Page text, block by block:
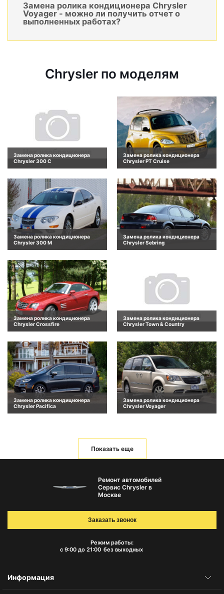
Замена ролика кондиционера Chrysler
Voyager - можно ли получить отчет о
выполненных работах?
Chrysler по моделям
Замена ролика кондиционера
Chrysler 300 C
Замена ролика кондиционера
Chrysler PT Cruise
Замена ролика кондиционера
Chrysler 300 M
Замена ролика кондиционера
Chrysler Sebring
Замена ролика кондиционера
Chrysler Crossfire
Замена ролика кондиционера
Chrysler Town & Country
Замена ролика кондиционера
Chrysler Pacifica
Замена ролика кондиционера
Chrysler Voyager
Показать еще
Ремонт автомобилей
Сервис Chrysler в
Москве
Режим работы:
с 9:00 до 21:00 без выходных
Заказать звонок
Информация